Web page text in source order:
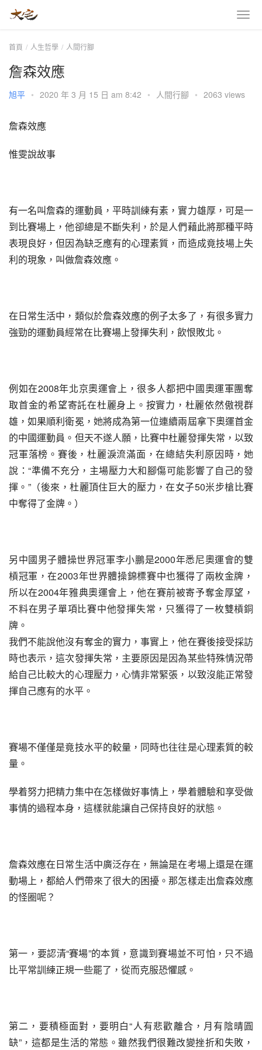
首頁 人生哲學 人間行腳
詹森效應
旭平 • 2020 年 3 月 15 日 am 8:42 • 人間行腳 • 2063 views
詹森效應
惟雯說故事
有一名叫詹森的運動員，平時訓練有素，實力雄厚，可是一
到比賽場上，他卻總是不斷失利，於是人們藉此將那種平時
表現良好，但因為缺乏應有的心理素質，而造成竟技場上失
利的現象，叫做詹森效應。
在日常生活中，類似於詹森效應的例子太多了，有很多實力
強勁的運動員經常在比賽場上發揮失利，飲恨敗北。
例如在2008年北京奧運會上，很多人都把中國奧運軍團奪
取首金的希望寄託在杜麗身上。按實力，杜麗依然傲視群
雄，如果順利衛冕，她將成為第一位連續兩屆拿下奧運首金
的中國運動員。但天不遂人願，比賽中杜麗發揮失常，以致
冠軍落榜。賽後，杜麗淚流滿面，在總結失利原因時，她
說：“準備不充分，主場壓力大和腳傷可能影響了自己的發
揮。”（後來，杜麗頂住巨大的壓力，在女子50米步槍比賽
中奪得了金牌。）
另中國男子體操世界冠軍李小鵬是2000年悉尼奧運會的雙
槓冠軍，在2003年世界體操錦標賽中也獲得了兩枚金牌，
所以在2004年雅典奧運會上，他在賽前被寄予奪金厚望，
不料在男子單項比賽中他發揮失常，只獲得了一枚雙槓銅
牌。
我們不能說他沒有奪金的實力，事實上，他在賽後接受採訪
時也表示，這次發揮失常，主要原因是因為某些特殊情況帶
給自己比較大的心理壓力，心情非常緊張，以致沒能正常發
揮自己應有的水平。
賽場不僅僅是竟技水平的較量，同時也往往是心理素質的較
量。
學着努力把精力集中在怎樣做好事情上，學着體驗和享受做
事情的過程本身，這樣就能讓自己保持良好的狀態。
詹森效應在日常生活中廣泛存在，無論是在考場上還是在運
動場上，都給人們帶來了很大的困擾。那怎樣走出詹森效應
的怪圈呢？
第一，要認清“賽場”的本質，意識到賽場並不可怕，只不過
比平常訓練正規一些罷了，從而克服恐懼感。
第二，要積極面對，要明白“人有悲歡離合，月有陰晴圓
缺”，這都是生活的常態。雖然我們很難改變挫折和失敗，